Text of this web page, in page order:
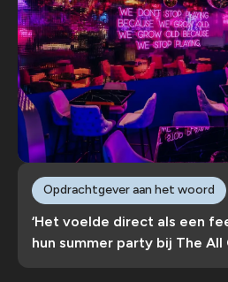
‘Het voelde direct als een
hun summer party bij The
Opdrachtgever aan het woord